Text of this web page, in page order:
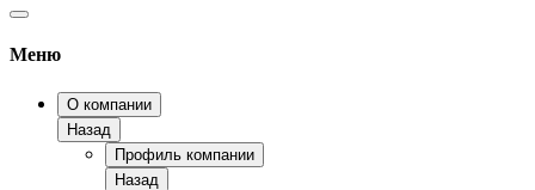
Меню
О компании
Назад
Профиль компании
Назад